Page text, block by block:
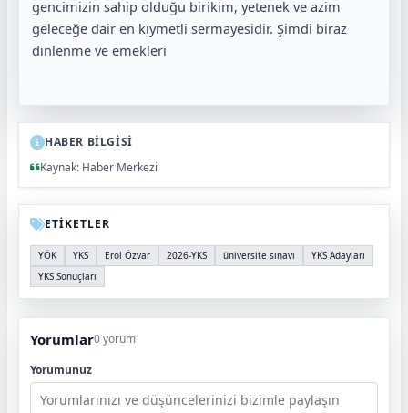
gencimizin sahip olduğu birikim, yetenek ve azim
geleceğe dair en kıymetli sermayesidir. Şimdi biraz
dinlenme ve emekleri
HABER BİLGİSİ
Kaynak: Haber Merkezi
ETİKETLER
YÖK YKS Erol Özvar 2026-YKS üniversite sınavı
YKS Adayları
YKS Sonuçları
Yorumlar0 yorum
Yorumunuz